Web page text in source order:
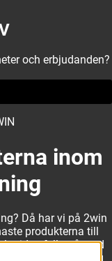
och erbjudanden?
inom
Då har vi på 2win
produkterna till
tiden fylla på med
naturligt val för dig